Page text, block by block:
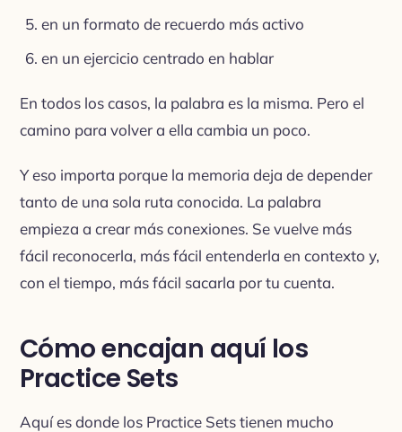
en un formato de recuerdo más activo
en un ejercicio centrado en hablar
En todos los casos, la palabra es la misma. Pero el
camino para volver a ella cambia un poco.
Y eso importa porque la memoria deja de depender
tanto de una sola ruta conocida. La palabra
empieza a crear más conexiones. Se vuelve más
fácil reconocerla, más fácil entenderla en contexto y,
con el tiempo, más fácil sacarla por tu cuenta.
Cómo encajan aquí los
Practice Sets
Aquí es donde los Practice Sets tienen mucho